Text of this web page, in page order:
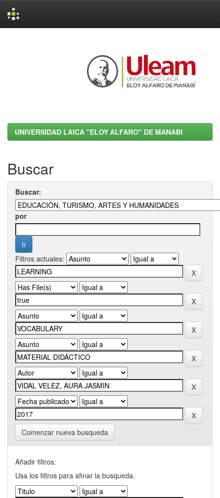
UNIVERSIDAD LAICA "ELOY ALFARO" DE MANABI
Buscar
Buscar:
por
Filtros actuales:
Comenzar nueva busqueda
Añadir filtros:
Usa los filtros para afinar la busqueda.